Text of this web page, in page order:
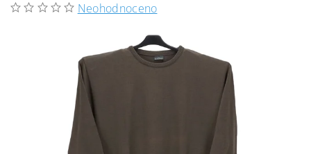
Neohodnoceno